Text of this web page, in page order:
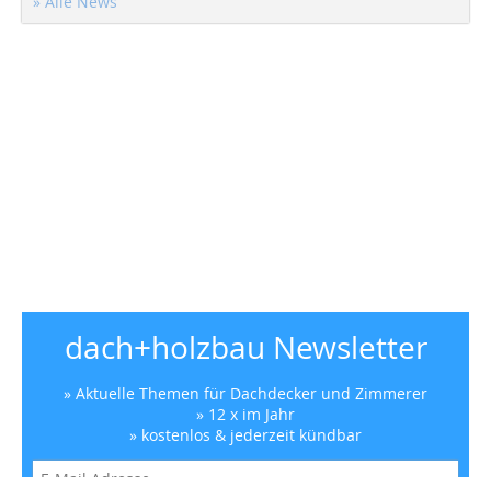
dach+holzbau Newsletter
» Aktuelle Themen für Dachdecker und Zimmerer
» 12 x im Jahr
» kostenlos & jederzeit kündbar